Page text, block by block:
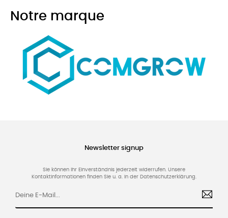
Notre marque
Newsletter signup
Sie können Ihr Einverständnis jederzeit widerrufen. Unsere
Kontaktinformationen finden Sie u. a. in der Datenschutzerklärung.